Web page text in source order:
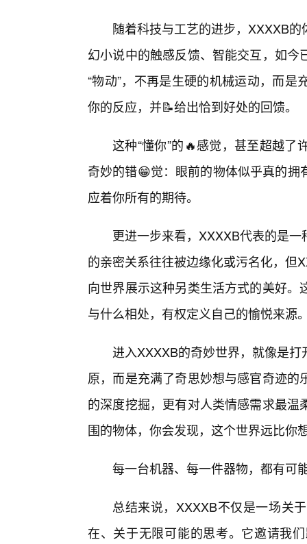
随着科技与工艺的进步，XXXXB
幻小说中的触感反馈、智能交互，如
“物动”，不再是生硬的机械运动，而
你的反应，并📝给出恰到好处的回馈。
这种“懂你”的🔥感觉，甚至超越
奇妙的错😁觉：眼前的物体似乎真的
应着你所有的期待。
更进一步来看，XXXXB代表的是
的亲密关系往往被边缘化或污名化，但
向世界展示这种另类生活方式的美好
与什么相处，有权定义自己的愉悦来源
进入XXXXB的奇妙世界，就像是
原，而是充满了奇思妙想与感官奇迹
的深度挖掘，更有对人类情感需求最
围的物体，你会发现，这个世界远比你
每一台机器、每一件器物，都有可
总结来说，XXXXB不仅是一场关
在、关于无限可能的思考。它邀请我